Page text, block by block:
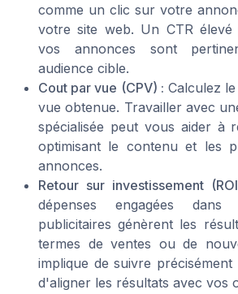
comme un clic sur votre
votre site web. Un CTR élevé
vos annonces sont
audience cible.
Cout par vue (CPV) : Calculez
vue obtenue. Travailler avec
spécialisée peut vous aider à
optimisant le contenu et les
annonces.
Retour sur investissement
dépenses engagées dans
publicitaires génèrent les
termes de ventes ou de
implique de suivre
d'aligner les résultats avec vos